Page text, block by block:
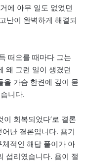
에 아무 일도 없었던
난이 완벽하게 해결되
떠오를 때마다 그는
왜 그런 일이 생겼던
을 가슴 한켠에 깊이 묻
니다.
회복되었다’로 결론
난 결론입니다. 욥기
적인 해답 풀이가 아
섭리였습니다. 욥이 절